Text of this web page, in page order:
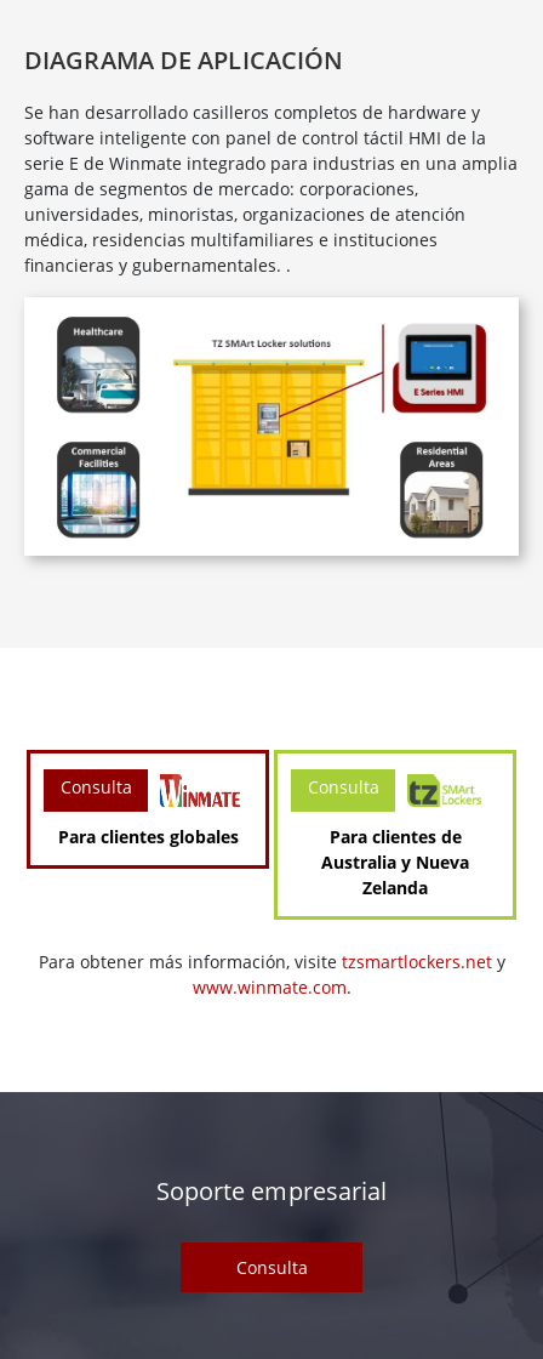
DIAGRAMA DE APLICACIÓN
Se han desarrollado casilleros completos de hardware y
software inteligente con panel de control táctil HMI de la
serie E de Winmate integrado para industrias en una amplia
gama de segmentos de mercado: corporaciones,
universidades, minoristas, organizaciones de atención
médica, residencias multifamiliares e instituciones
financieras y gubernamentales. .
Consulta
Para clientes globales
Consulta
Para clientes de
Australia y Nueva
Zelanda
Para obtener más información, visite tzsmartlockers.nety
www.winmate.com.
Soporte empresarial
Consulta